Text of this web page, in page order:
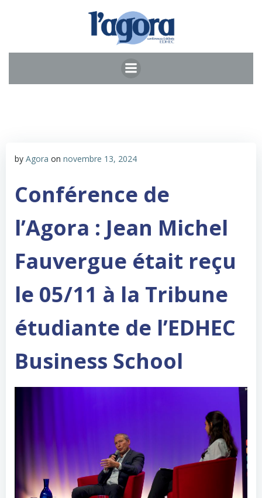
au
contenu
by Agora on novembre 13, 2024
Conférence de
l’Agora : Jean Michel
Fauvergue était reçu
le 05/11 à la Tribune
étudiante de l’EDHEC
Business School